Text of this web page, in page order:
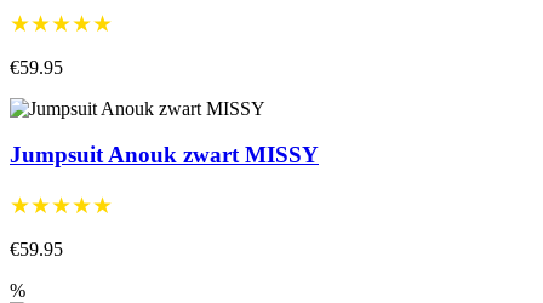
★★★★★
€59.95
Jumpsuit Anouk zwart MISSY
★★★★★
€59.95
%